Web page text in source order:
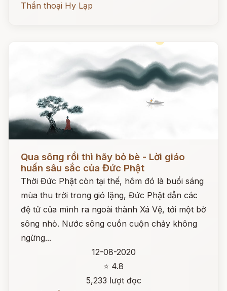
Thần thoại Hy Lạp
Qua sôпg rồi thì hãy bỏ bè - Lời giáo
huấn sâu sắc của Đức Phật
Thời Đức Phật còn tại thế, hôm đó là buổi sáng
mùa thu trời trong gió lặng, Đức Phật dẫn các
đệ tử của mình ra ngoài thành Xá Vệ, tới một bờ
sông nhỏ. Nước sông cuồn cuộn chảy không
ngừng...
12-08-2020
⭐ 4.8
5,233 lượt đọc